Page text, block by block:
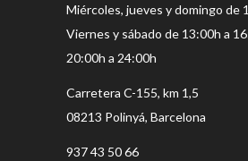
Miércoles, jueves y domingo de
Viernes y sábado de 13:00h a
20:00h a 24:00h
Carretera C-155, km 1,5
08213 Polinyá, Barcelona
937 43 50 66